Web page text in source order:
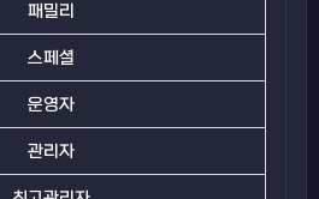
패밀리
스페셜
운영자
관리자